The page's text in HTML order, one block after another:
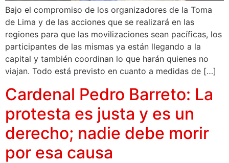
Bajo el compromiso de los organizadores de la Toma
de Lima y de las acciones que se realizará en las
regiones para que las movilizaciones sean pacíficas, los
participantes de las mismas ya están llegando a la
capital y también coordinan lo que harán quienes no
viajan. Todo está previsto en cuanto a medidas de […]
Cardenal Pedro Barreto: La
protesta es justa y es un
derecho; nadie debe morir
por esa causa